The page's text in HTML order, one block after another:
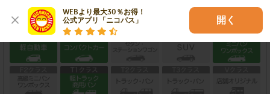
WEBより最大30％お得！
公式アプリ「ニコパス」
開く
保有車両クラス